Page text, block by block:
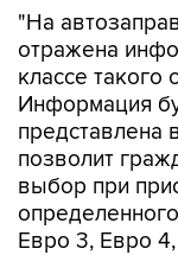
"На
отражена
классе такого
Информация
представлена
позволит
выбор при
Евро 3, Евро